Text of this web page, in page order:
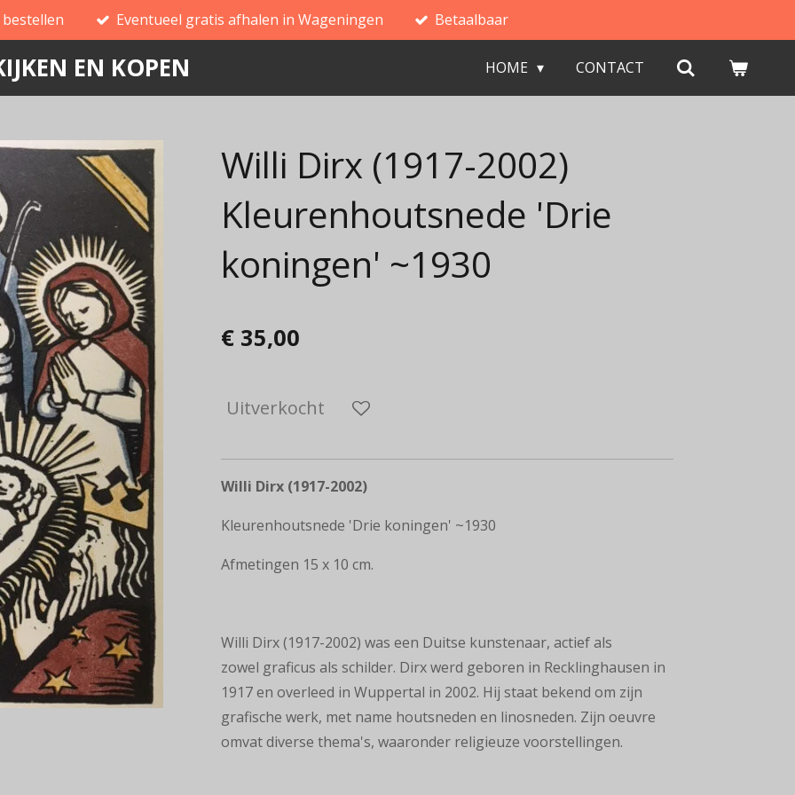
Eventueel gratis afhalen in Wageningen Betaalbaar
EN KOPEN HOME CONTACT
Willi Dirx (1917-2002)
Kleurenhoutsnede 'Drie
koningen' ~1930
€ 35,00
Uitverkocht
Willi Dirx (1917-2002)
Kleurenhoutsnede 'Drie koningen' ~1930
Afmetingen 15 x 10 cm.
Willi Dirx (1917-2002) was een Duitse kunstenaar, actief als
zowel graficus als schilder. Dirx werd geboren in Recklinghausen in
1917 en overleed in Wuppertal in 2002. Hij staat bekend om zijn
grafische werk, met name houtsneden en linosneden. Zijn oeuvre
omvat diverse thema's, waaronder religieuze voorstellingen.